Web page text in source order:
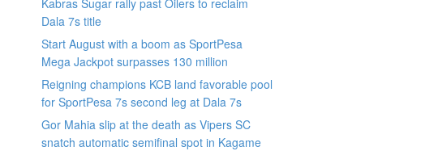
Kabras Sugar rally past Oilers to reclaim
Dala 7s title
Start August with a boom as SportPesa
Mega Jackpot surpasses 130 million
Reigning champions KCB land favorable pool
for SportPesa 7s second leg at Dala 7s
Gor Mahia slip at the death as Vipers SC
snatch automatic semifinal spot in Kagame